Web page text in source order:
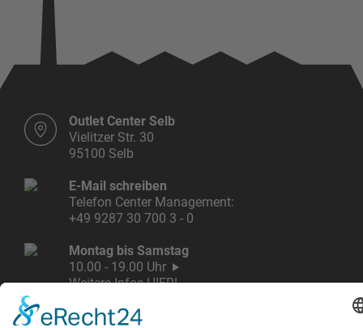
Outlet Center Selb
Vielitzer Str. 30
95100 Selb
E-Mail schreiben
Telefon Center Management:
+49 9287 30 700 3 - 0
Montag bis Samstag
10.00 - 19.00 Uhr
Weitere Infos HIER!